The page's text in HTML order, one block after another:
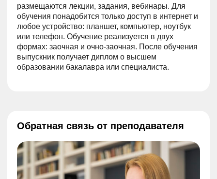
размещаются лекции, задания, вебинары. Для
обучения понадобится только доступ в интернет и
любое устройство: планшет, компьютер, ноутбук
или телефон. Обучение реализуется в двух
формах: заочная и очно-заочная. После обучения
выпускник получает диплом о высшем
образовании бакалавра или специалиста.
Обратная связь от преподавателя